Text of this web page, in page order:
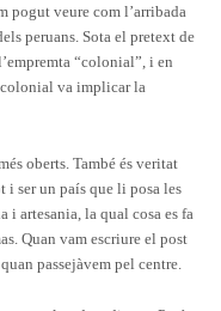
pogut veure com l’arribada
peruans. Sota el pretext de
“colonial”, i en
colonial va implicar la
oberts. També és veritat
i ser un país que li posa les
i artesania, la qual cosa es fa
Quan vam escriure el post
passejàvem pel centre.